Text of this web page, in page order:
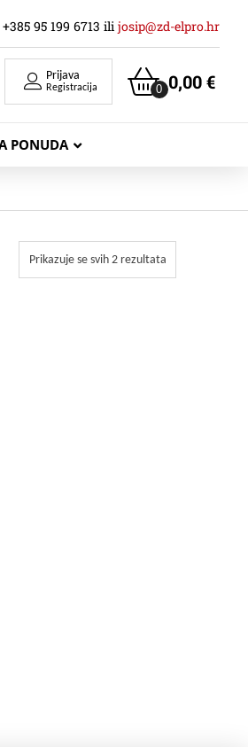
+385 95 199 6713 ili josip@zd-elpro.hr
Prijava
Registracija 0,00€
0
PONUDA
KABELI
Prikazuje se svih 2 rezultata